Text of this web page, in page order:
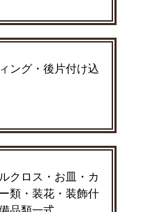
ング・後片付け込
クロス・お皿・カ
類・装花・装飾什